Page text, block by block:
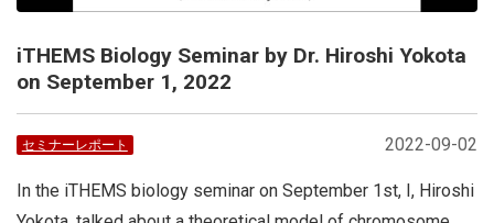
iTHEMS Biology Seminar by Dr. Hiroshi Yokota
on September 1, 2022
2022-09-02
セミナーレポート
In the iTHEMS biology seminar on September 1st, I, Hiroshi